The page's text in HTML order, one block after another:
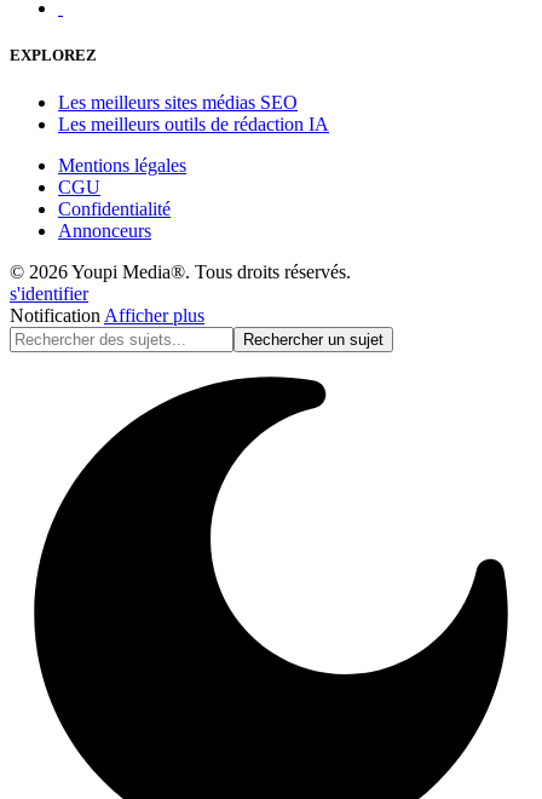
EXPLOREZ
Les meilleurs sites médias SEO
Les meilleurs outils de rédaction IA
Mentions légales
CGU
Confidentialité
Annonceurs
© 2026 Youpi Media®. Tous droits réservés.
s'identifier
Notification Afficher plus